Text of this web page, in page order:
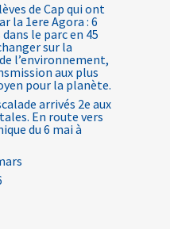
de Cap qui ont
la 1ere Agora : 6
le parc en 45
sur la
l’environnement,
aux plus
pour la planète.
arrivés 2e aux
En route vers
du 6 mai à